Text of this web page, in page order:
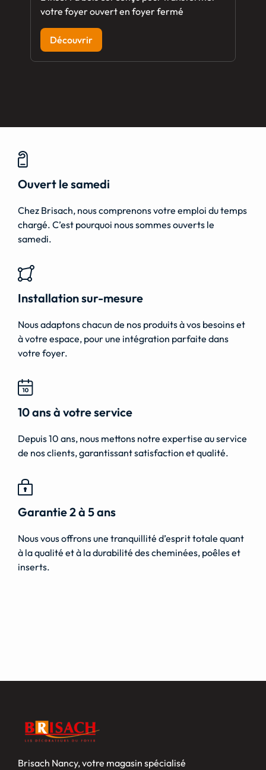
votre foyer ouvert en foyer fermé
Découvrir
Ouvert le samedi
Chez Brisach, nous comprenons votre emploi du temps
chargé. C’est pourquoi nous sommes ouverts le
samedi.
Installation sur-mesure
Nous adaptons chacun de nos produits à vos besoins et
à votre espace, pour une intégration parfaite dans
votre foyer.
10 ans à votre service
Depuis 10 ans, nous mettons notre expertise au service
de nos clients, garantissant satisfaction et qualité.
Garantie 2 à 5 ans
Nous vous offrons une tranquillité d’esprit totale quant
à la qualité et à la durabilité des cheminées, poêles et
inserts.
Brisach Nancy, votre magasin spécialisé